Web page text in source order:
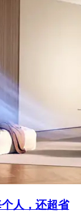
人，还超省